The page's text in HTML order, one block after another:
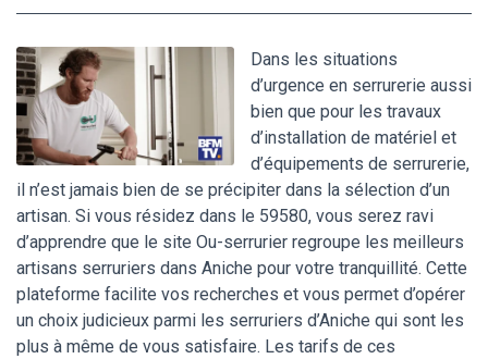
Dans les situations
d’urgence en serrurerie aussi
bien que pour les travaux
d’installation de matériel et
d’équipements de serrurerie,
il n’est jamais bien de se précipiter dans la sélection d’un
artisan. Si vous résidez dans le 59580, vous serez ravi
d’apprendre que le site Ou-serrurier regroupe les meilleurs
artisans serruriers dans Aniche pour votre tranquillité. Cette
plateforme facilite vos recherches et vous permet d’opérer
un choix judicieux parmi les serruriers d’Aniche qui sont les
plus à même de vous satisfaire. Les tarifs de ces